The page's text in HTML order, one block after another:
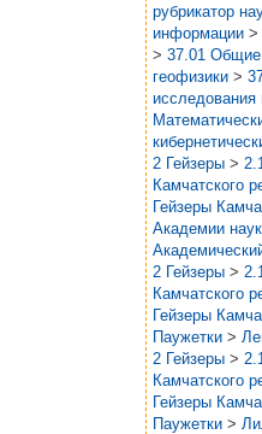
рубрикатор
информации >
> 37.01
геофизики >
исследования
2 Гейзеры >
Камчатского
Гейзеры
Академии наук
2 Гейзеры >
Камчатского
Гейзеры
Паужетки >
2 Гейзеры >
Камчатского
Гейзеры
Паужетки >